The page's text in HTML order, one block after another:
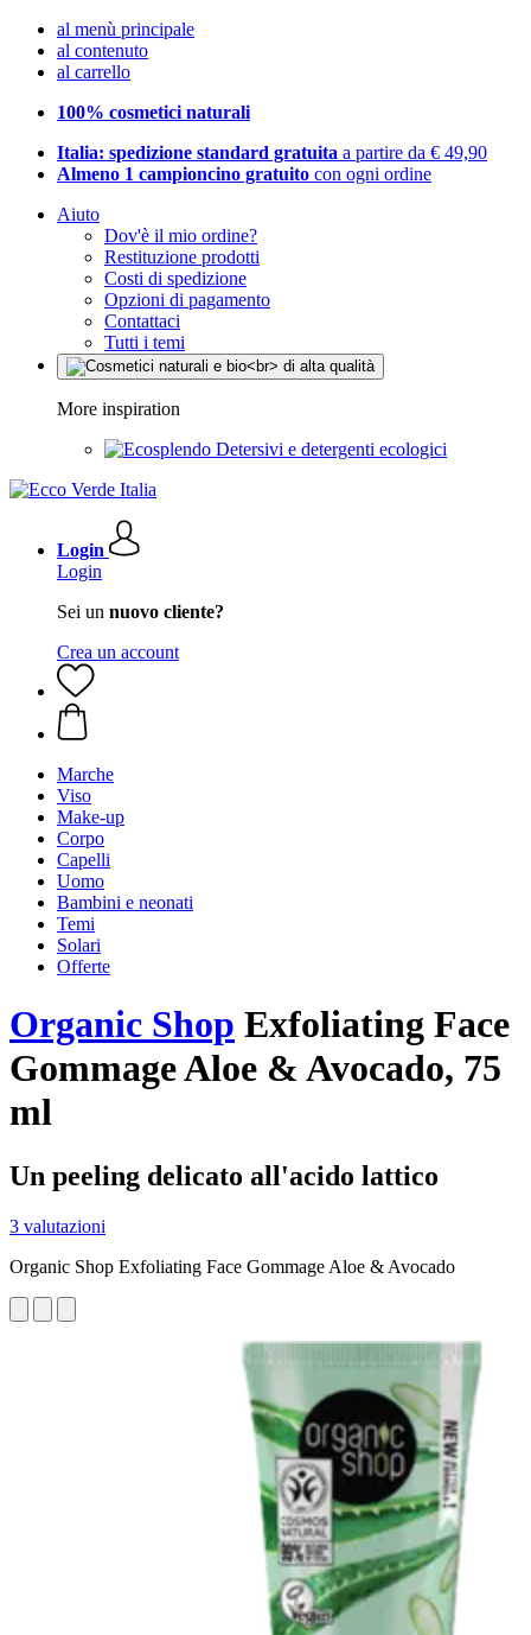
al menù principale
al contenuto
al carrello
100% cosmetici naturali
Italia: spedizione standard gratuita a partire da € 49,90
Almeno 1 campioncino gratuito con ogni ordine
Aiuto
Dov'è il mio ordine?
Restituzione prodotti
Costi di spedizione
Opzioni di pagamento
Contattaci
Tutti i temi
More inspiration
Detersivi e detergenti ecologici
Login
Login
Sei un nuovo cliente?
Crea un account
Marche
Viso
Make-up
Corpo
Capelli
Uomo
Bambini e neonati
Temi
Solari
Offerte
Organic Shop Exfoliating Face
Gommage Aloe & Avocado, 75
ml
Un peeling delicato all'acido lattico
3 valutazioni
Organic Shop Exfoliating Face Gommage Aloe & Avocado